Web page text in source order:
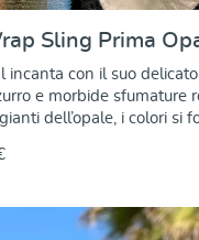
Sling Prima
incanta con il suo
e morbide sfumature
dell’opale, i colori si
motivo Prima
in cotone
dell’8% di canapa,